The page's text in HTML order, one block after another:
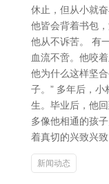
休止，但从小就
他皆会背着书包
他从不诉苦。 有
血流不啻。他咬
他为什么这样坚
子。” 多年后，
生。毕业后，他
多像他相通的孩
着真切的兴致兴
新闻动态